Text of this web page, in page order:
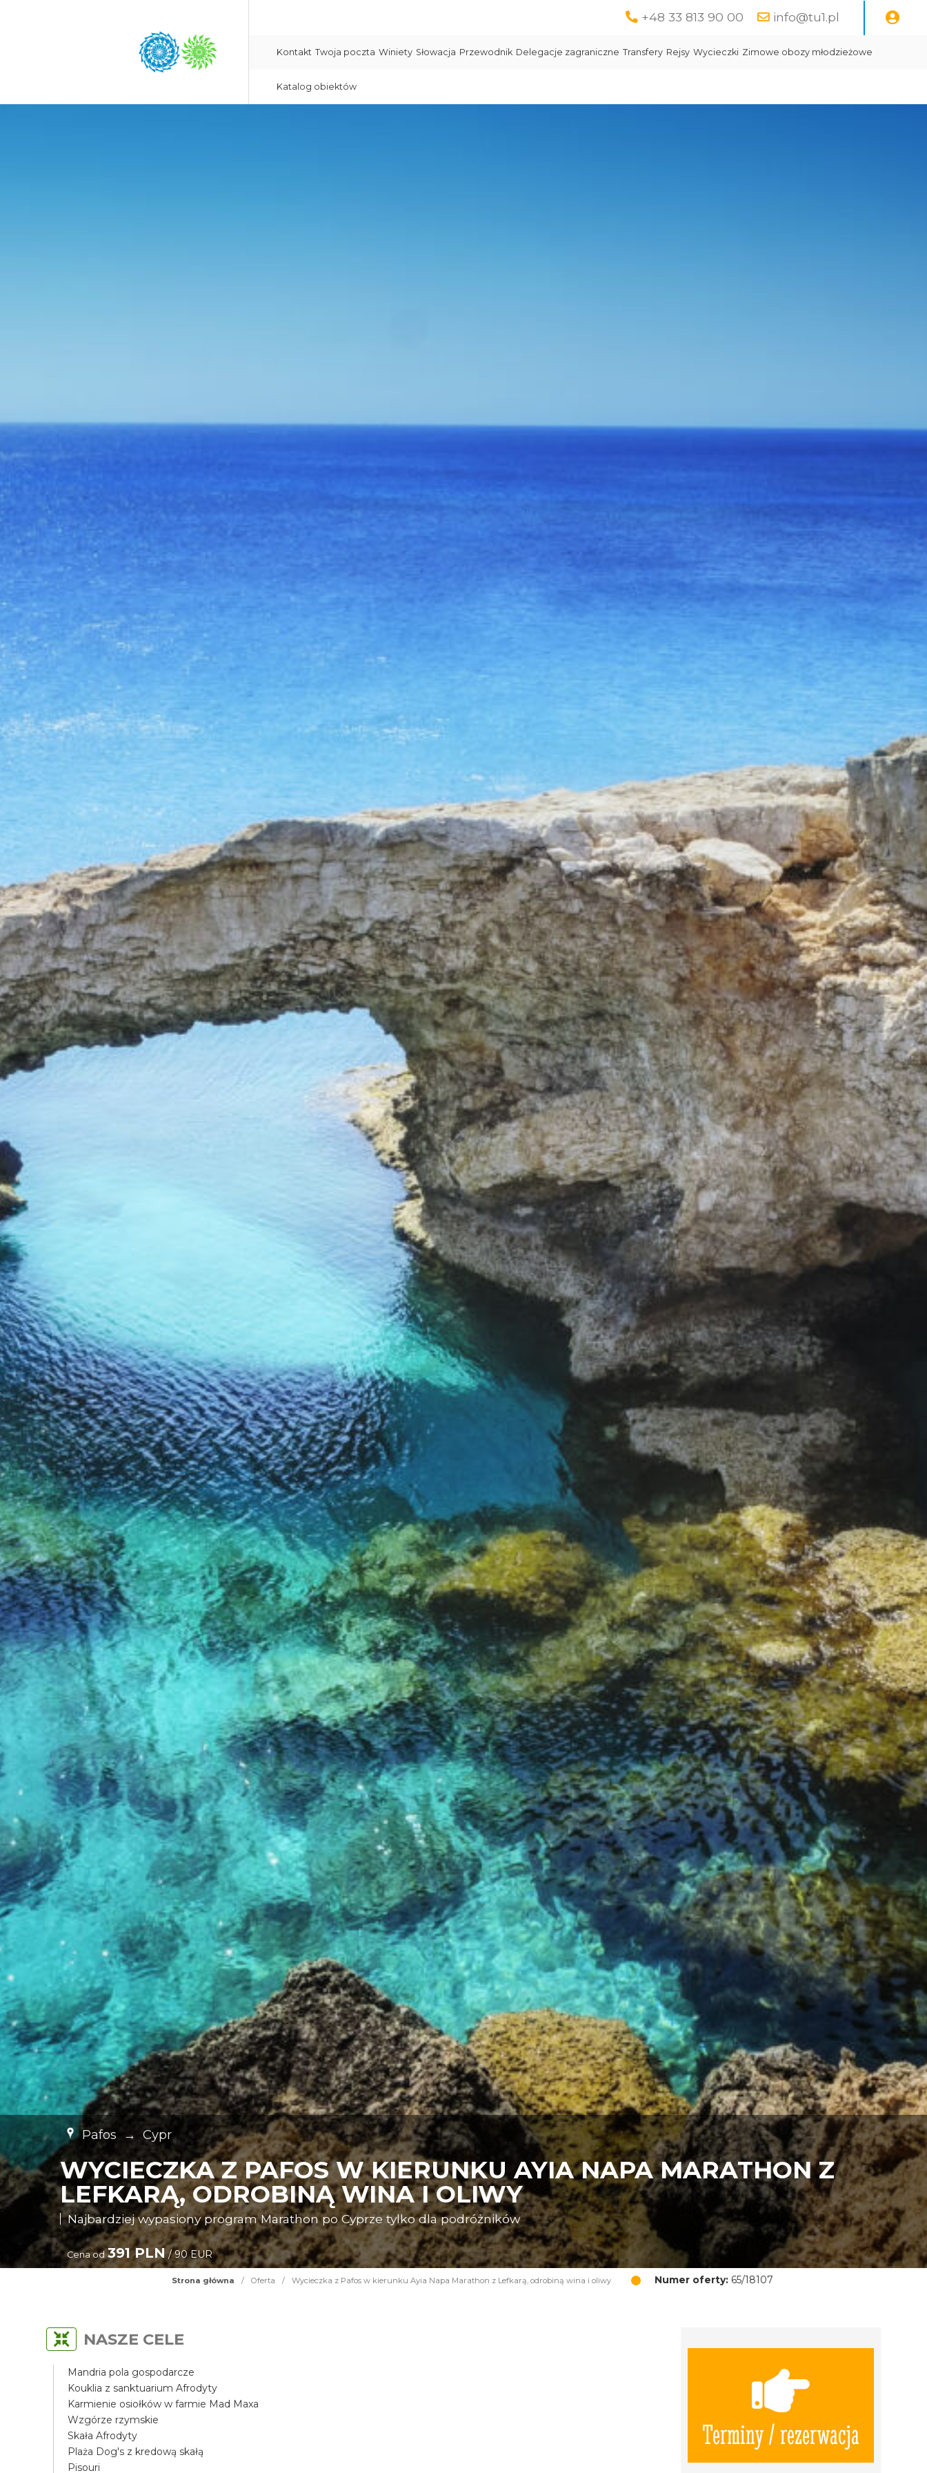
+48 33 813 90 00 info@tu1.pl
Kontakt Twoja poczta Winiety Słowacja Przewodnik Delegacje zagraniczne Transfery Rejsy Wycieczki Zimowe obozy młodzieżowe
Katalog obiektów
Pafos → Cypr
WYCIECZKA Z PAFOS W KIERUNKU AYIA NAPA MARATHON Z
LEFKARĄ, ODROBINĄ WINA I OLIWY
Najbardziej wypasiony program Marathon po Cyprze tylko dla podróżników
Cena od 391 PLN/ 90 EUR
Strona główna / Oferta / Wycieczka z Pafos w kierunku Ayia Napa Marathon z Lefkarą, odrobiną wina i oliwy Numer oferty:65/18107
Terminy / rezerwacja
NASZE CELE
Mandria pola gospodarcze
Kouklia z sanktuarium Afrodyty
Karmienie osiołków w farmie Mad Maxa
Wzgórze rzymskie
Skała Afrodyty
Plaża Dog's z kredową skałą
Pisouri